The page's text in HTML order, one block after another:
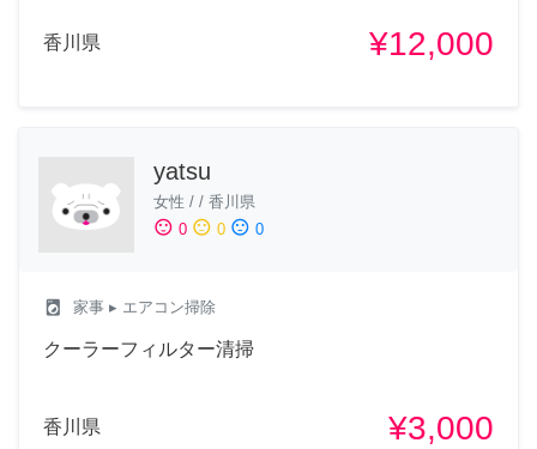
香川県 ¥12,000
yatsu
女性 / / 香川県
sentiment_satisfied 0 sentiment_neutral 0 sentiment_dissatisfied 0
local_laundry_service 家事 ▸ エアコン掃除
クーラーフィルター清掃
香川県 ¥3,000